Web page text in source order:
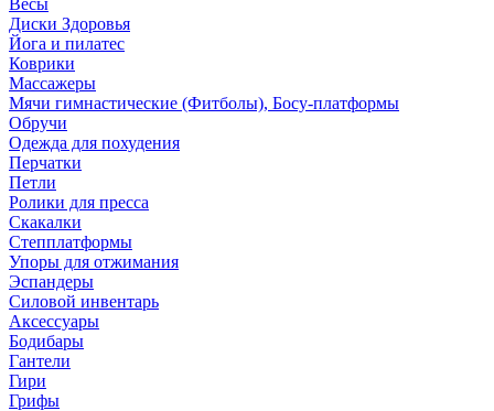
Весы
Диски Здоровья
Йога и пилатес
Коврики
Массажеры
Мячи гимнастические (Фитболы), Босу-платформы
Обручи
Одежда для похудения
Перчатки
Петли
Ролики для пресса
Скакалки
Степплатформы
Упоры для отжимания
Эспандеры
Силовой инвентарь
Аксессуары
Бодибары
Гантели
Гири
Грифы